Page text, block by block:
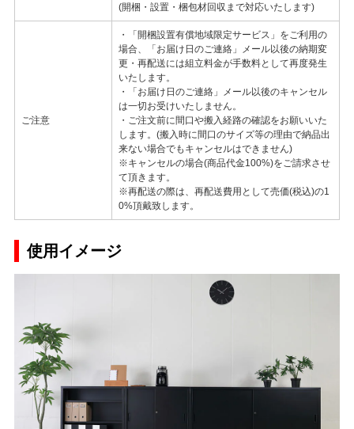
(開梱・設置・梱包材回収まで対応いたします)
ご注意
・「開梱設置有償地域限定サービス」をご利用の
場合、「お届け日のご連絡」メール以後の納期変
更・再配送には組立料金が手数料として再度発生
いたします。
・「お届け日のご連絡」メール以後のキャンセル
は一切お受けいたしません。
・ご注文前に間口や搬入経路の確認をお願いいた
します。(搬入時に間口のサイズ等の理由で納品出
来ない場合でもキャンセルはできません)
※キャンセルの場合(商品代金100%)をご請求させ
て頂きます。
※再配送の際は、再配送費用として売価(税込)の1
0%頂戴致します。
使用イメージ